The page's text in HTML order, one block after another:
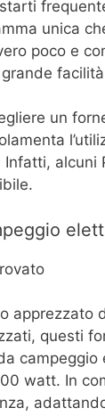
unica
poco e
un
alcuni
apprezzato
questi
watt. In